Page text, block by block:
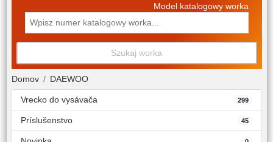
Model katalogowy worka
Szukaj worka
Domov DAEWOO
Vrecko do vysávača 299
Príslušenstvo 45